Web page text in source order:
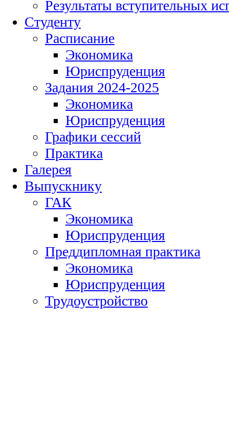
Результаты вступительных
Студенту
Расписание
Экономика
Юриспруденция
Задания 2024-2025
Экономика
Юриспруденция
Графики сессий
Практика
Галерея
Выпускнику
ГАК
Экономика
Юриспруденция
Преддипломная практика
Экономика
Юриспруденция
Трудоустройство